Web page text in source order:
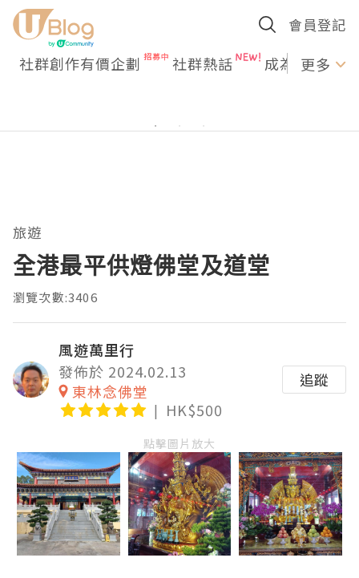
會員登記
社群創作有價企劃 社群熱話 成為U更多
旅遊
全港最平供燈佛堂及道堂
瀏覽次數:3406
風遊萬里行
發佈於 2024.02.13
東林念佛堂
HK$500
追蹤
點擊圖片放大